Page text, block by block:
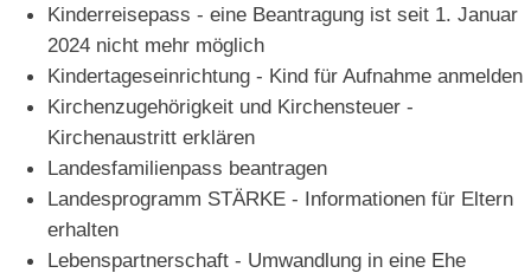
Kinderreisepass - eine Beantragung ist seit 1. Januar
2024 nicht mehr möglich
Kindertageseinrichtung - Kind für Aufnahme anmelden
Kirchenzugehörigkeit und Kirchensteuer -
Kirchenaustritt erklären
Landesfamilienpass beantragen
Landesprogramm STÄRKE - Informationen für Eltern
erhalten
Lebenspartnerschaft - Umwandlung in eine Ehe